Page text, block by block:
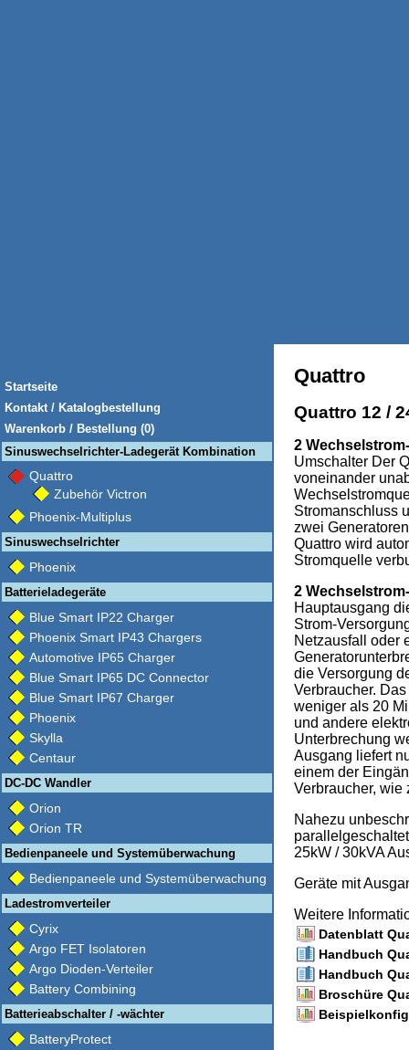
Startseite
Kontakt / Katalogbestellung
Warenkorb / Bestellung (0)
Sinuswechselrichter-Ladegerät Kombination
Quattro
Zubehör Victron
Phoenix-Multiplus
Sinuswechselrichter
Phoenix
Batterieladegeräte
Blue Smart IP22 Charger
Phoenix Smart IP43 Chargers
Automotive IP65 Charger
Blue Smart IP65 DC Connector
Blue Smart IP67 Charger
Phoenix
Skylla
Centaur
DC-DC Wandler
Orion
Orion TR
Bedienpaneele und Systemüberwachung
Bedienpaneele und Systemüberwachung
Ladestromverteiler
Cyrix
Argo FET Isolatoren
Argo Dioden-Verteiler
Battery Combining
Batterieabschalter / -wächter
BatteryProtect
Quattro
Quattro 12 /
2
Umschalter Der
voneinander
Stromanschluss
zwei
Quattro wird
Stromquelle
2
Hauptausgang
Strom-
Netzausfall oder
die Versorgung
Verbraucher.
weniger als 20
und andere
Unterbrechung
Ausgang liefert
einem der
Verbraucher, wie
Nahezu
25kW / 30kVA
Geräte mit
Weitere
Datenblatt
Handbuch
Handbuch
Broschüre